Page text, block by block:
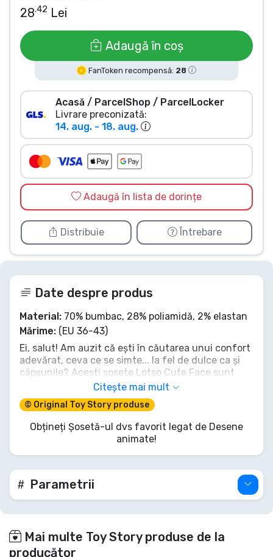
28.42 Lei
Adaugă în coș
FanToken recompensă: 28
Acasă / ParcelShop / ParcelLocker
Livrare preconizată:
14. aug. - 18. aug.
Adaugă în lista de dorințe
Distribuie Întrebare
Date despre produs
Material: 70% bumbac, 28% poliamidă, 2% elastan
Mărime: (EU 36-43)
Ei, salut! Am auzit că ești în căutarea unui confort
adevărat, ceva ce se simte... la fel de dulce ca și
căpșunile? Acești șosete Lotso Cute Face sunt
exact ce îți trebuie! Înfășoară-ți picioarele în
încântare pufoasă, roz, și simte-te ca și cum ai
conduce propria ta grădiniță Sunnyside (fără
tiranie, promitem!). Sunt mai moi decât o
îmbrățișare de la ursulețul tău preferat. Ia o
pereche și lasă-l pe Lotso să-ți țină degetele calde,
de data asta fără obligații. E o afacere dulce, vei
vedea!
Citește mai mult
© Original Toy Story produse
Obțineți Șosetă-ul dvs favorit legat de Desene
animate!
Parametrii
Mai multe Toy Story produse de la
producător
Tipuri de produse
Mărci